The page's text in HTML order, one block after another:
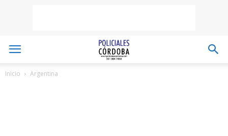
Inicio Argentina